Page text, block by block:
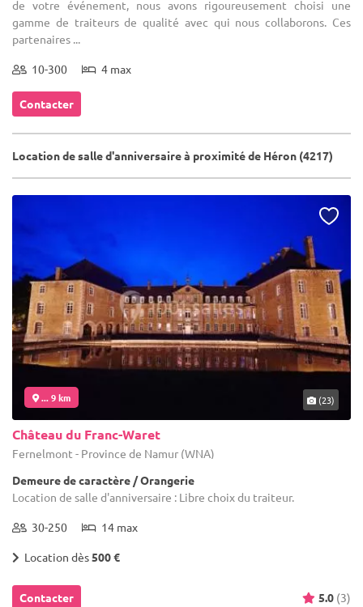
de votre événement, nous avons rigoureusement choisi une
gamme de traiteurs de qualité avec qui nous collaborons. Ces
partenaires ...
10-300 4 max
Contacter
Location de salle d'anniversaire à proximité de Héron (4217)
... 9 km (23)
Château du Franc-Waret
Fernelmont - Province de Namur (WNA)
Demeure de caractère / Orangerie
Location de salle d'anniversaire : Libre choix du traiteur.
30-250 14 max
Location dès500 €
Contacter 5.0 (3)